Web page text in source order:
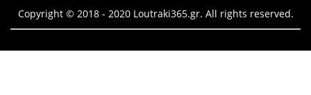
Copyright © 2018 - 2020 Loutraki365.gr. All rights reserved.